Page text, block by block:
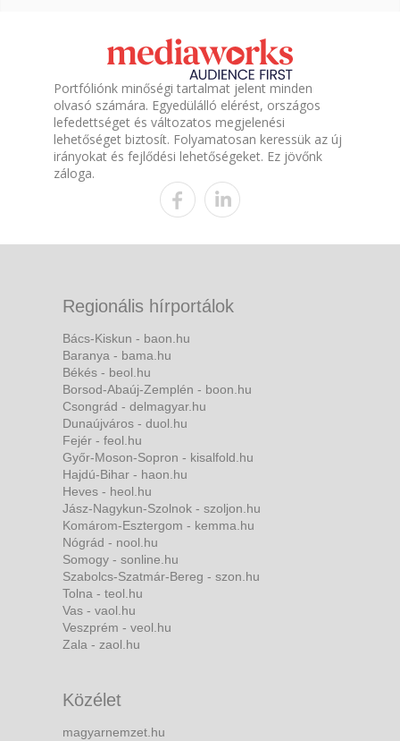
Portfóliónk minőségi tartalmat jelent minden
olvasó számára. Egyedülálló elérést, országos
lefedettséget és változatos megjelenési
lehetőséget biztosít. Folyamatosan keressük az új
irányokat és fejlődési lehetőségeket. Ez jövőnk
záloga.
Regionális hírportálok
Bács-Kiskun - baon.hu
Baranya - bama.hu
Békés - beol.hu
Borsod-Abaúj-Zemplén - boon.hu
Csongrád - delmagyar.hu
Dunaújváros - duol.hu
Fejér - feol.hu
Győr-Moson-Sopron - kisalfold.hu
Hajdú-Bihar - haon.hu
Heves - heol.hu
Jász-Nagykun-Szolnok - szoljon.hu
Komárom-Esztergom - kemma.hu
Nógrád - nool.hu
Somogy - sonline.hu
Szabolcs-Szatmár-Bereg - szon.hu
Tolna - teol.hu
Vas - vaol.hu
Veszprém - veol.hu
Zala - zaol.hu
Közélet
magyarnemzet.hu